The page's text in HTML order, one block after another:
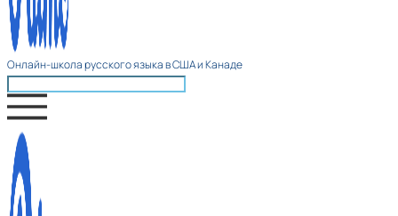
Онлайн-школа русского языка в США и Канаде​